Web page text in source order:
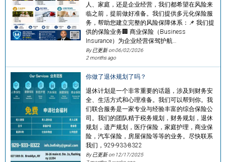
人、家庭，还是企业经营，我们都希望在风险来
临之前，提前做好准备。我们提供多元化保险服
务，帮助您建立完整的风险保障体系：📌 我们提
供的保险业务🏢 商业保险（Business
Insurance）为企业经营保驾护航…
By 已更新 on06/02/2026
2 months ago
你做了退休规划了吗？
退休计划是一个非常重要的话题，涉及到财务安
全、生活方式和心理准备。我们可以帮到你。我
们联合服务是一家专业与经验丰富的综合保险公
司。我们的团队精于税务规划，财务规划，退休
规划，遗产规划，医疗保险，家庭护理，商业保
险，汽车保险，房屋保险等等的业务。尽快联系
我们，929-933-8322
By 已更新 on 12/17/2025